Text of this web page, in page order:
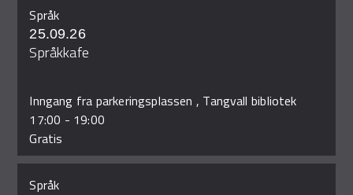
Språk
25.09.26
Språkkafe
Inngang fra parkeringsplassen , Tangvall bibliotek
17:00 - 19:00
Gratis
Språk